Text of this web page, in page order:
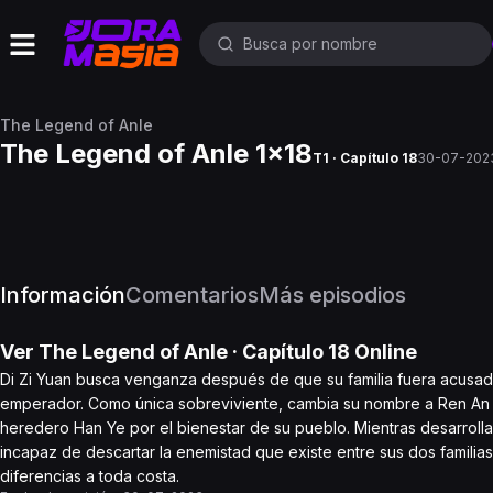
The Legend of Anle
The Legend of Anle 1x18T1 · Capítulo 1830-07-
InformaciónComentariosMás episodios
Ver The Legend of Anle · Capítulo 18 Online
Di Zi Yuan busca venganza después de que su familia fuera
emperador. Como única sobreviviente, cambia su nombre a Ren
heredero Han Ye por el bienestar de su pueblo. Mientras
incapaz de descartar la enemistad que existe entre sus dos
diferencias a toda costa.